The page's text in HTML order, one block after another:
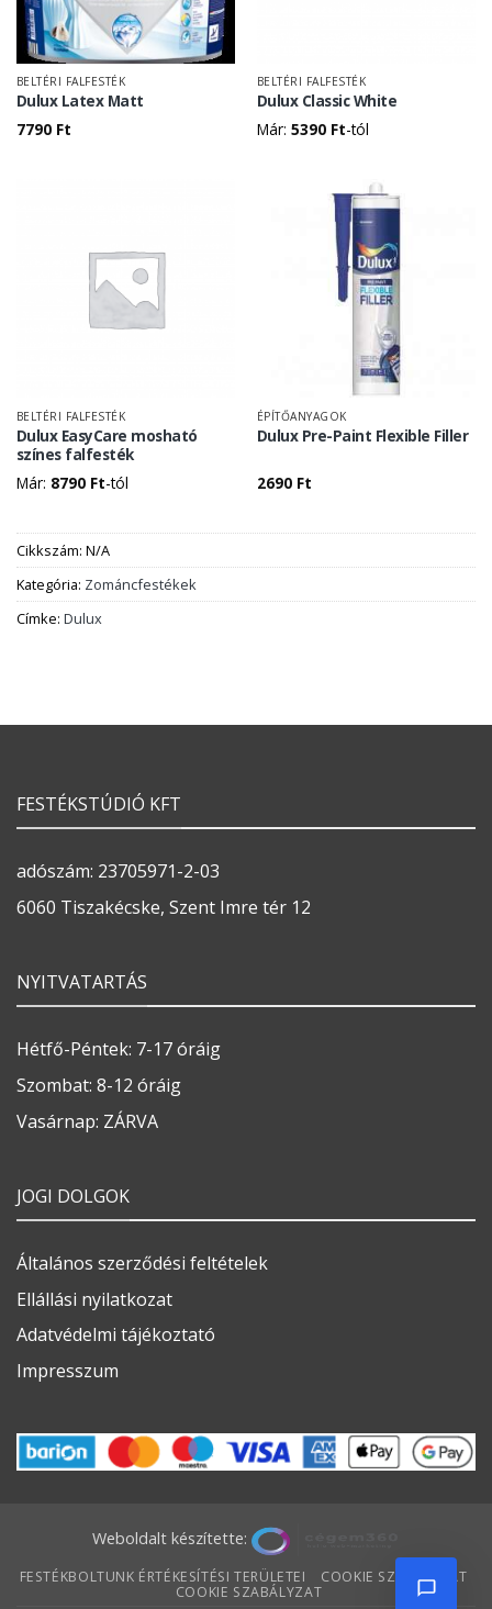
BELTÉRI FALFESTÉK
Dulux Latex Matt
7790 Ft
BELTÉRI FALFESTÉK
Dulux Classic White
Már: 5390 Ft-tól
BELTÉRI FALFESTÉK
Dulux EasyCare mosható
színes falfesték
Már: 8790 Ft-tól
ÉPÍTŐANYAGOK
Dulux Pre-Paint Flexible Filler
2690 Ft
Cikkszám: N/A
Kategória: Zománcfestékek
Címke: Dulux
FESTÉKSTÚDIÓ KFT
adószám: 23705971-2-03
6060 Tiszakécske, Szent Imre tér 12
NYITVATARTÁS
Hétfő-Péntek: 7-17 óráig
Szombat: 8-12 óráig
Vasárnap: ZÁRVA
JOGI DOLGOK
Általános szerződési feltételek
Ellállási nyilatkozat
Adatvédelmi tájékoztató
Impresszum
Weboldalt készítette:
FESTÉKBOLTUNK ÉRTÉKESÍTÉSI TERÜLETEI
COOKIE SZABÁLYZAT
COOKIE SZABÁLYZAT